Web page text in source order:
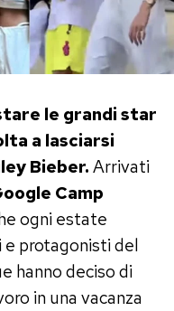
le grandi star
a lasciarsi
Bieber.Arrivati
Camp
ogni estate
protagonisti del
hanno deciso di
in una vacanza